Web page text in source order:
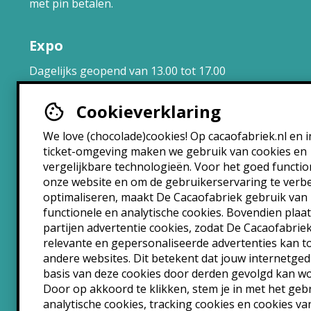
Cookieverklaring
We love (chocolade)cookies! Op cacaofabriek.nl en
ticket-omgeving maken we gebruik van cookies en
vergelijkbare technologieën. Voor het goed
onze website en om de gebruikerservaring te
optimaliseren, maakt De Cacaofabriek gebruik van
functionele en analytische cookies. Bovendien
partijen advertentie cookies, zodat De
relevante en gepersonaliseerde advertenties kan
andere websites. Dit betekent dat jouw
basis van deze cookies door derden gevolgd kan
Door op akkoord te klikken, stem je in met het
analytische cookies, tracking cookies en cookies
met pin betalen.
Expo
Dagelijks geopend van 13.00 tot 17.00
uur.
Brasserie
Maandag: 10:30 – 22:30
Dinsdag: 10:30 – 22:30
Woensdag: 10:30 – 22:30
Donderdag: 10:30 – 00:00
Vrijdag: 10:30 – 00:00
Zaterdag: 10:30 – 00:00
Zondag: 10:30 – 22:30